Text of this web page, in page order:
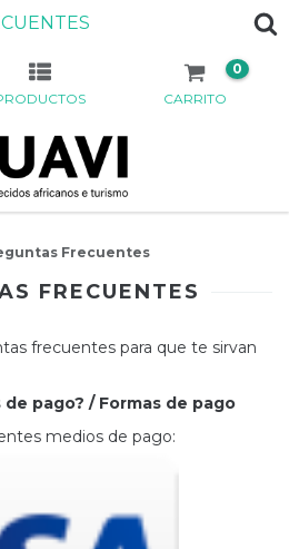
CARRITO
0
Frecuentes
FRECUENTES
frecuentes para que te sirvan
pago? / Formas de pago
medios de pago: